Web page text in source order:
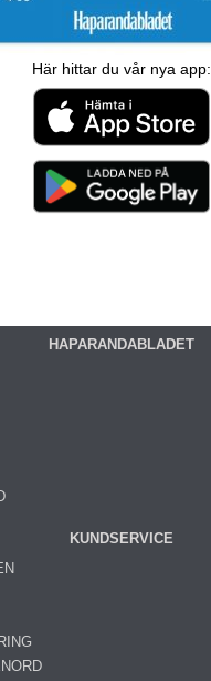
Här hittar du vår nya app:
HAPARANDABLADET
KUNDSERVICE